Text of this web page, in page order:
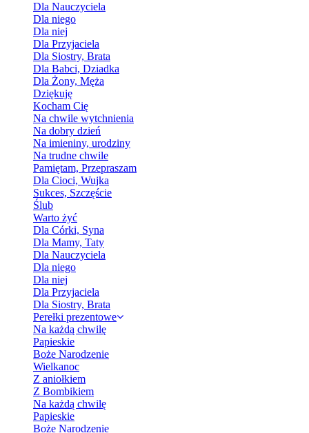
Dla Nauczyciela
Dla niego
Dla niej
Dla Przyjaciela
Dla Siostry, Brata
Dla Babci, Dziadka
Dla Żony, Męża
Dziękuję
Kocham Cię
Na chwile wytchnienia
Na dobry dzień
Na imieniny, urodziny
Na trudne chwile
Pamiętam, Przepraszam
Dla Cioci, Wujka
Sukces, Szczęście
Ślub
Warto żyć
Dla Córki, Syna
Dla Mamy, Taty
Dla Nauczyciela
Dla niego
Dla niej
Dla Przyjaciela
Dla Siostry, Brata
Perełki prezentowe
Na każdą chwilę
Papieskie
Boże Narodzenie
Wielkanoc
Z aniołkiem
Z Bombikiem
Na każdą chwilę
Papieskie
Boże Narodzenie